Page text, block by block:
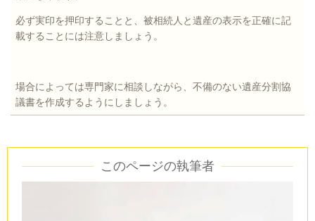
必ず実印を押印することと、被相続人と遺産の表示を正確に記
載することには注意しましょう。
場合によっては専門家に相談しながら、不備のない遺産分割協
議書を作成するようにしましょう。
このページの執筆者